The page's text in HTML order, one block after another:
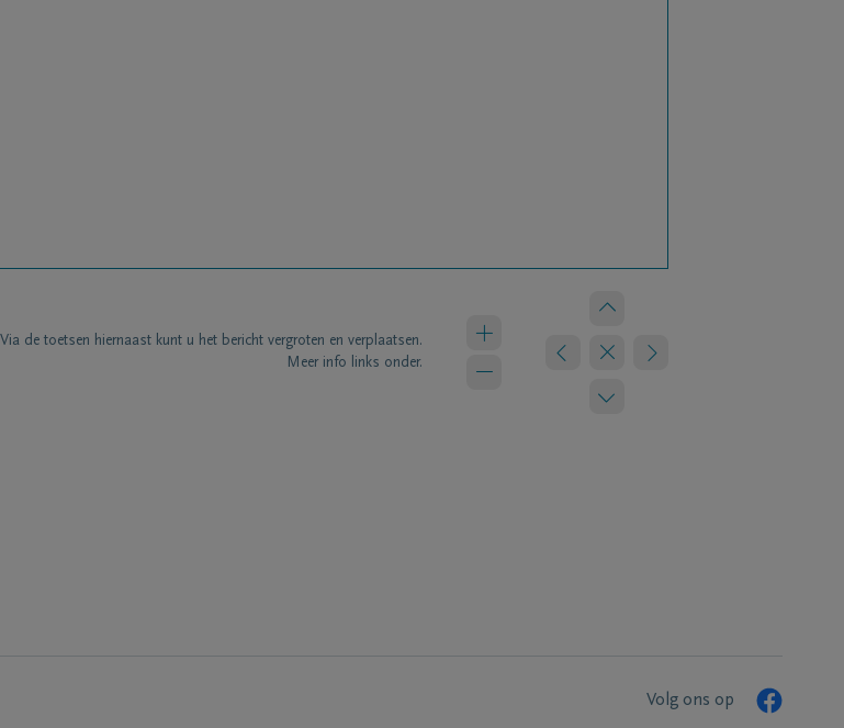
Via de toetsen hiernaast kunt u het bericht vergroten en verplaatsen.
Meer info links onder.
Volg ons op